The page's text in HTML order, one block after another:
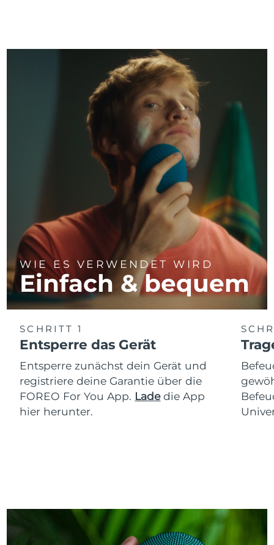
WIE ES VERWENDET WIRD
Einfach & bequem
SCHRITT 1
Entsperre das Gerät
Entsperre zunächst dein Gerät und
registriere deine Garantie über die
FOREO For You App. Ladedie App
hier herunter.